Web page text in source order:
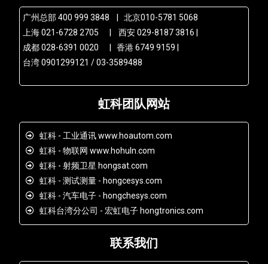
广州总部 400 999 3848 | 北京010-5781 5068
上海 021-6728 2705 | 西安 029-8187 3816 |
成都 028-6391 0020 | 香港 6749 9159 |
台湾 0901299121 / 03-3589488
虹科团队网站
虹科 - 工业通讯 www.hoautom.com
虹科 - 物联网 www.hohuln.com
虹科 - 射频卫星 hongsat.com
虹科 - 测试测量 - hongcesys.com
虹科 - 汽车电子 - hongchesys.com
虹科台湾分公司 - 宏虹电子 hongtronics.com
联系我们